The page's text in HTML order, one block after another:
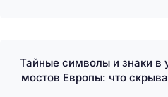
Тайные символы и знаки в
мостов Европы: что